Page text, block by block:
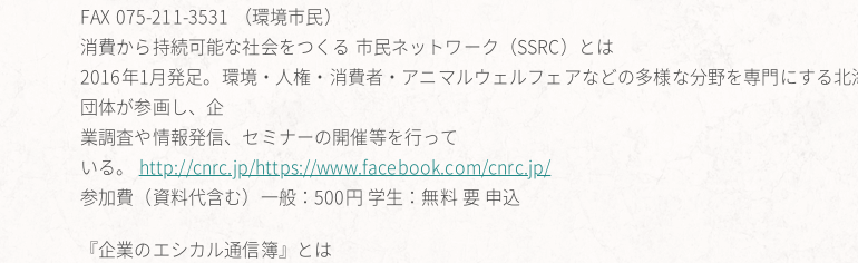
FAX 075-211-3531 （環境市民）
消費から持続可能な社会をつくる 市民ネットワーク（SSRC）とは
2016年1月発足。環境・人権・消費者・アニマルウェルフェアなどの多様な分野を専門にする
団体が参画し、企
業調査や情報発信、セミナーの開催等を行って
いる。 http://cnrc.jp/https://www.facebook.com/cnrc.jp/
参加費（資料代含む）一般：500円 学生：無料 要 申込
『企業のエシカル通信簿』とは